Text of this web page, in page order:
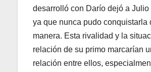
desarrolló con Darío dejó a Julio
ya que nunca pudo conquistarla
manera. Esta rivalidad y la
relación de su primo marcarían
relación entre ellos,